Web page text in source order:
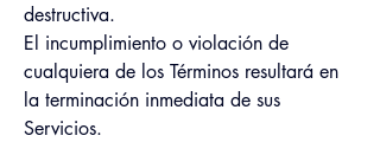
destructiva.
El incumplimiento o violación de
cualquiera de los Términos resultará en
la terminación inmediata de sus
Servicios.